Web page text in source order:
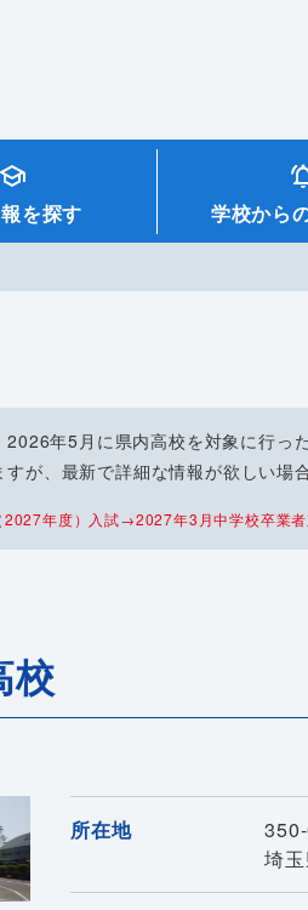
を探す 学校から
2026年5月に県内高校を対象に行
が、最新で詳細な情報が欲しい
年度）入試→2027年3月中学校卒業者
校
所在地
埼